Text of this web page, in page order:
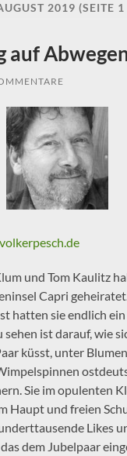
2019 (SEITE
auf
und Tom Kaulitz
Capri
hatten sie endlich
ist darauf, wie
küsst, unter
Sie im opulenten
Haupt und freien
Likes
dem Jubelpaar